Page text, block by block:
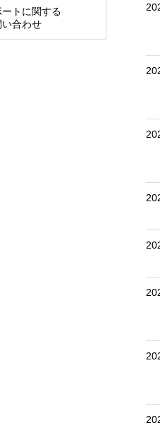
ートに関する
い合わせ